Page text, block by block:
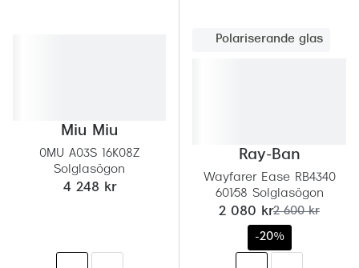
Miu Miu
0MU A03S 16K08Z
Solglasögon
4 248 kr
Polariserande glas
Ray-Ban
Wayfarer Ease RB4340
601/58 Solglasögon
nu:
2 080 krtidigare pris:
2 600 kr
-20%